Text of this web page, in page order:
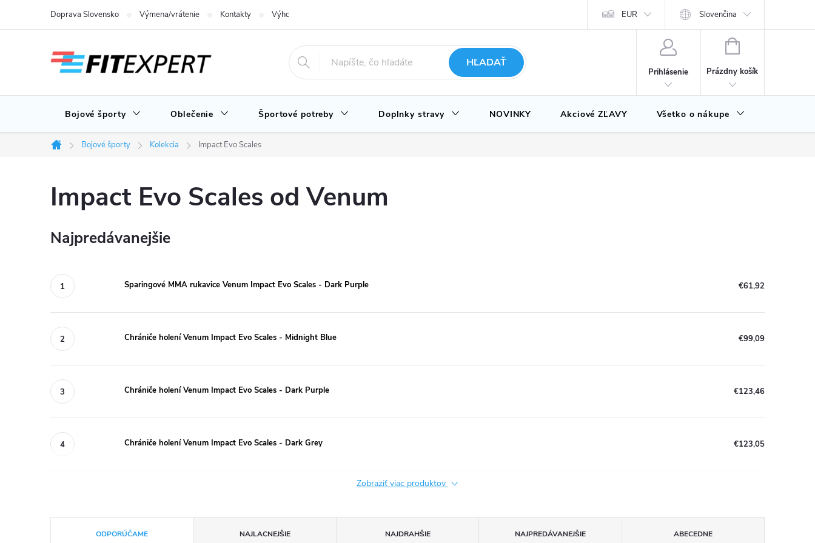
Doprava Slovensko Výmena/vrátenie Kontakty Výhody nákupu u nás EUR Slovenčina
HĽADAŤ
Prihlásenie
NÁKUPNÝ
Prázdny košík
Bojové športy Oblečenie Športové potreby Doplnky stravy NOVINKY Akciové ZĽAVY Všetko o nákupe
Domov
Bojové športy Kolekcia Impact Evo Scales
Impact Evo Scales od Venum
Najpredávanejšie
Sparingové MMA rukavice Venum Impact Evo Scales - Dark Purple €61,92
Chrániče holení Venum Impact Evo Scales - Midnight Blue €99,09
Chrániče holení Venum Impact Evo Scales - Dark Purple €123,46
Chrániče holení Venum Impact Evo Scales - Dark Grey €123,05
Zobraziť viac produktov
ODPORÚČAME NAJLACNEJŠIE NAJDRAHŠIE NAJPREDÁVANEJŠIE ABECEDNE